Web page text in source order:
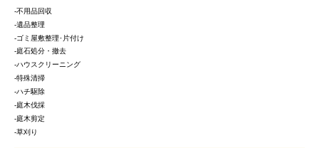
-不用品回収
-遺品整理
-ゴミ屋敷整理･片付け
-庭石処分・撤去
-ハウスクリーニング
-特殊清掃
-ハチ駆除
-庭木伐採
-庭木剪定
-草刈り